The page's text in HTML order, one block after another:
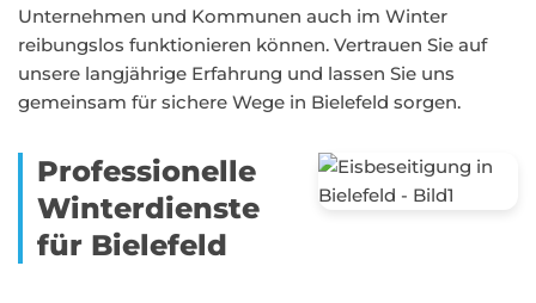
Unternehmen und Kommunen auch im Winter
reibungslos funktionieren können. Vertrauen Sie auf
unsere langjährige Erfahrung und lassen Sie uns
gemeinsam für sichere Wege in Bielefeld sorgen.
Professionelle
Winterdienste
für Bielefeld